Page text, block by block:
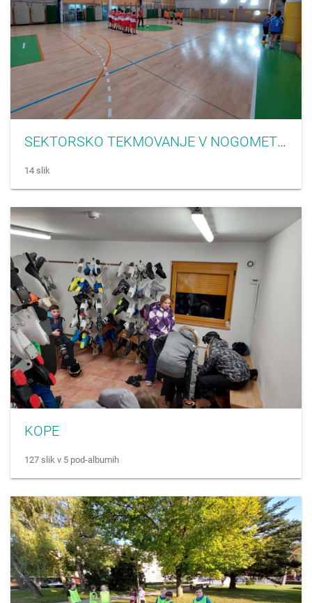
SEKTORSKO TEKMOVANJE V NOGOMETU ZA MLAJŠE DEČKE
14 slik
KOPE
127 slik v 5 pod-albumih